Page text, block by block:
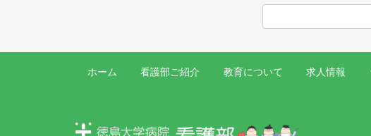
ホーム 看護部ご紹介 教育について 求人情報